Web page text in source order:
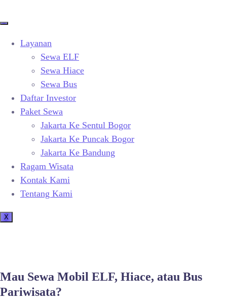
Layanan
Sewa ELF
Sewa Hiace
Sewa Bus
Daftar Investor
Paket Sewa
Jakarta Ke Sentul Bogor
Jakarta Ke Puncak Bogor
Jakarta Ke Bandung
Ragam Wisata
Kontak Kami
Tentang Kami
X
Mau Sewa Mobil ELF, Hiace, atau Bus
Pariwisata?